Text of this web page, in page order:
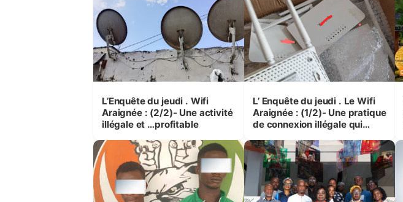
L’Enquête du jeudi . Wifi
Araignée : (2/2)- Une activité
illégale et …profitable
L’ Enquête du jeudi . Le Wifi
Araignée : (1/2)- Une pratique
de connexion illégale qui